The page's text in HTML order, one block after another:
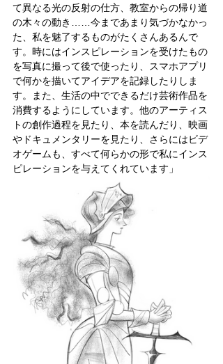
て異なる光の反射の仕方、教室からの帰り道
の木々の動き……今まであまり気づかなかっ
た、私を魅了するものがたくさんあるんで
す。時にはインスピレーションを受けたもの
を写真に撮って後で使ったり、スマホアプリ
で何かを描いてアイデアを記録したりしま
す。また、生活の中でできるだけ芸術作品を
消費するようにしています。他のアーティス
トの創作過程を見たり、本を読んだり、映画
やドキュメンタリーを見たり、さらにはビデ
オゲームも、すべて何らかの形で私にインス
ピレーションを与えてくれています」